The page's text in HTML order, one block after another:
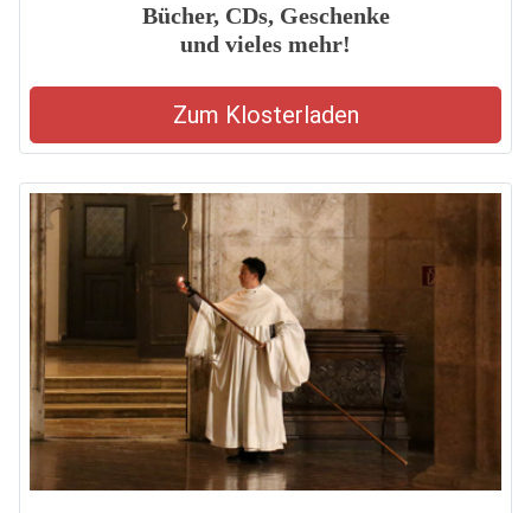
Bücher, CDs, Geschenke
und vieles mehr!
Zum Klosterladen